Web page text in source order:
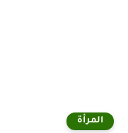
المرأة